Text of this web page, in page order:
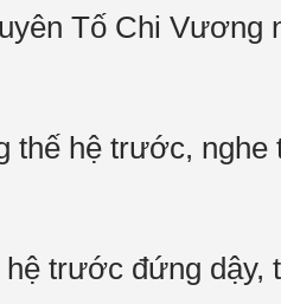
Tố Chi Vương
hệ trước, nghe
trước đứng